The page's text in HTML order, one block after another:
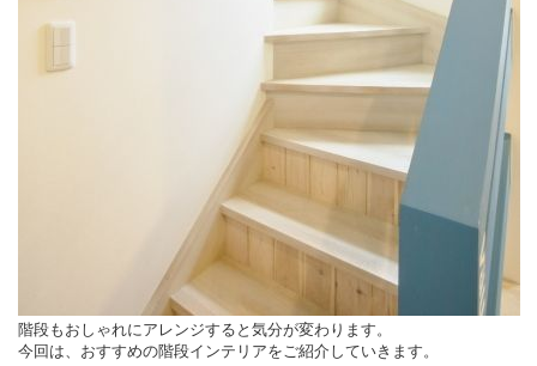
階段もおしゃれにアレンジすると気分が変わります。
今回は、おすすめの階段インテリアをご紹介していきます。